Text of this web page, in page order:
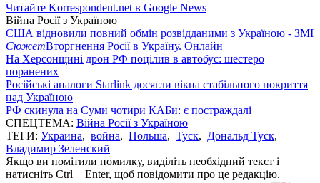
Читайте Korrespondent.net в Google News
Війна Росії з Україною
США відновили повний обмін розвідданими з Україною - ЗМІ
СюжетВторгнення Росії в Україну. Онлайн
На Херсонщині дрон РФ поцілив в автобус: шестеро
поранених
Російські аналоги Starlink досягли вікна стабільного покриття
над Україною
РФ скинула на Суми чотири КАБи: є постраждалі
СПЕЦТЕМА: Війна Росії з Україною
ТЕГИ: Украина, война, Польша, Туск, Дональд Туск,
Владимир Зеленский
Якщо ви помітили помилку, виділіть необхідний текст і
натисніть Ctrl + Enter, щоб повідомити про це редакцію.